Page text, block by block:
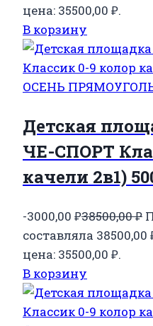
цена: 35500,00 ₽.
В корзину
Детская
ЧЕ-СПОРТ
качели 2в1)
-3000,00 ₽38500,00₽
составляла 38500,00
цена: 35500,00 ₽.
В корзину